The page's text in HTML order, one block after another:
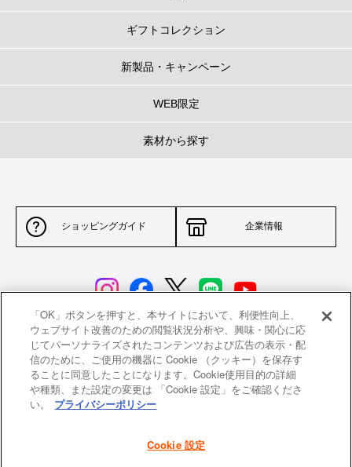
ギフトコレクション
新製品・キャンペーン
WEB限定
素材から探す
ショッピングガイド 企業情報
サイトポリシー 特定商取引法に基づく表示
並行輸入品について 個人情報保護方針
返品について
「OK」ボタンを押すと、本サイトにおいて、利便性向上、
ウェブサイト改善のための閲覧状況分析や、興味・関心に応
じてパーソナライズされたコンテンツおよび広告の表示・配
信のために、ご使用の機器に Cookie （クッキー）を保存す
ることに同意したことになります。Cookie使用目的の詳細
や種類、また設定の変更は 「Cookie 設定」をご確認くださ
い。
プライバシーポリシー
Cookie 設定